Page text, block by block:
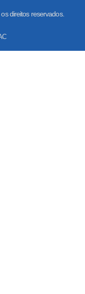
direitos reservados.